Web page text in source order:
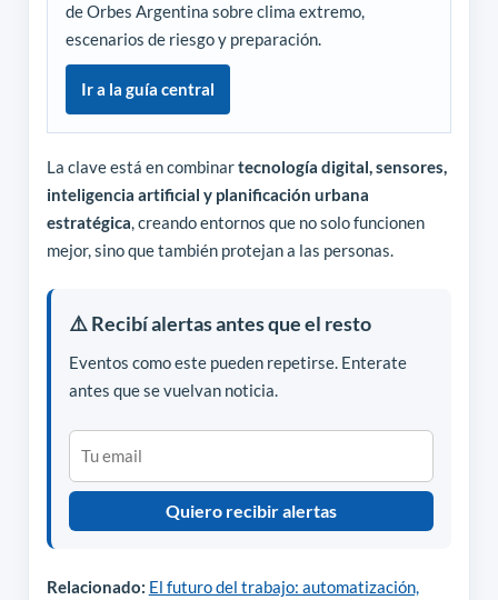
de Orbes Argentina sobre clima extremo,
escenarios de riesgo y preparación.
Ir a la guía central
La clave está en combinartecnología digital, sensores,
inteligencia artificial y planificación urbana
estratégica, creando entornos que no solo funcionen
mejor, sino que también protejan a las personas.
⚠️ Recibí alertas antes que el resto
Eventos como este pueden repetirse. Enterate
antes que se vuelvan noticia.
Quiero recibir alertas
Relacionado: El futuro del trabajo: automatización,